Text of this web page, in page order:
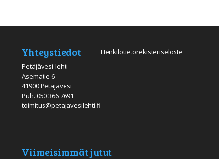
Yhteystiedot
Petäjävesi-lehti
Asematie 6
41900 Petäjävesi
Puh. 050 366 7691
toimitus@petajavesilehti.fi
Henkilötietorekisteriseloste
Viimeisimmät jutut